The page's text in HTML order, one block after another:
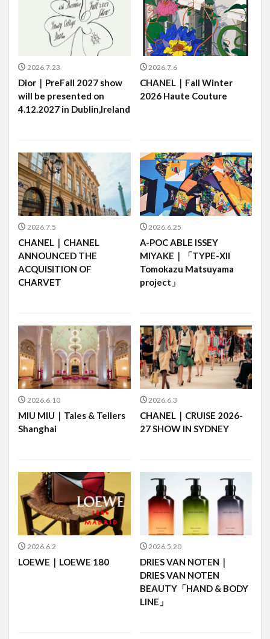
2026.7.23
Dior｜PreFall 2027 show
will be presented on
4.12.2027 in Dublin,Ireland
2026.7.6
CHANEL｜Fall Winter
2026 Haute Couture
2026.7.5
CHANEL｜CHANEL
ANNOUNCED THE
ACQUISITION OF
CHARVET
2026.6.25
A-POC ABLE ISSEY
MIYAKE｜「TYPE-XII
Tomokazu Matsuyama
project」
2026.6.10
MIU MIU｜Tales & Tellers
Shanghai
2026.6.3
CHANEL｜CRUISE 2026-
27 SHOW IN SYDNEY
2026.6.2
LOEWE｜LOEWE 180
2026.5.20
DRIES VAN NOTEN｜
DRIES VAN NOTEN
BEAUTY「HAND & BODY
LINE」